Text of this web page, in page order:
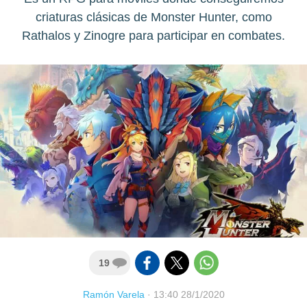
criaturas clásicas de Monster Hunter, como
Rathalos y Zinogre para participar en combates.
19
Ramón Varela· 13:40 28/1/2020